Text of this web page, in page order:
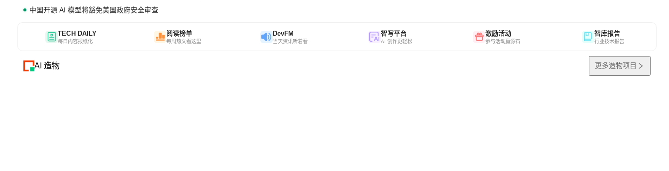
中国开源 AI 模型将豁免美国政府安全审查
TECH DAILY
每日内容报纸化
阅读榜单
每周热文看这里
DevFM
当天资讯听着看
智写平台
AI 创作更轻松
激励活动
参与活动赢源石
智库报告
行业技术报告
AI 造物 更多造物项目